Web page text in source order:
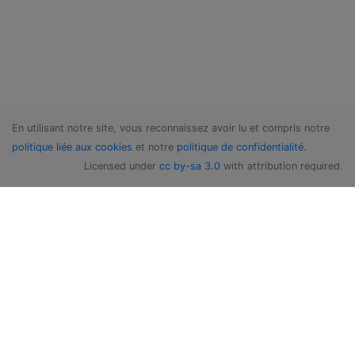
En utilisant notre site, vous reconnaissez avoir lu et compris notre
politique liée aux cookies et notre politique de confidentialité.
Licensed under cc by-sa 3.0 with attribution required.